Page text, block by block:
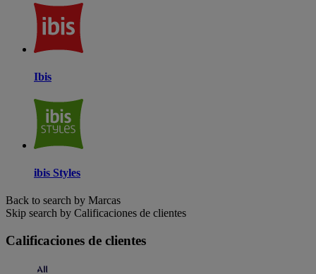
Ibis
ibis Styles
Back to search by Marcas
Skip search by Calificaciones de clientes
Calificaciones de clientes